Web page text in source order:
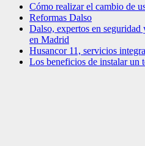
Cómo realizar el cambio de
Reformas Dalso
Dalso, expertos en
en Madrid
Husancor 11, servicios
Los beneficios de instalar un